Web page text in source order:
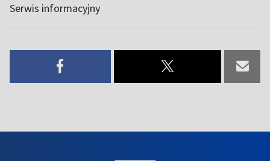
Serwis informacyjny